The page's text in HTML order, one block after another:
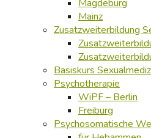
Magdeburg
Mainz
Zusatzweiterbildung
Basiskurs
Psychotherapie
WiPF – Berlin
Freiburg
Psychosomatische